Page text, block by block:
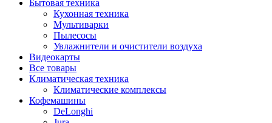
Бытовая техника
Кухонная техника
Мультиварки
Пылесосы
Увлажнители и очистители воздуха
Видеокарты
Все товары
Климатическая техника
Климатические комплексы
Кофемашины
DeLonghi